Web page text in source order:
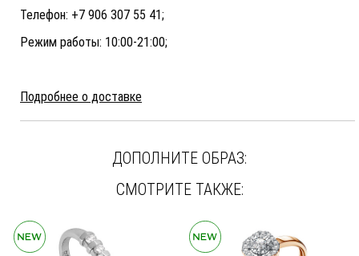
Телефон: +7 906 307 55 41;
Режим работы: 10:00-21:00;
Подробнее о доставке
ДОПОЛНИТЕ ОБРАЗ:
СМОТРИТЕ ТАКЖЕ: